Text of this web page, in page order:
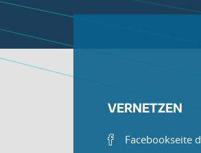
VERNETZEN
Facebookseite